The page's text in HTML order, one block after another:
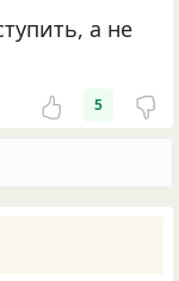
а не
5